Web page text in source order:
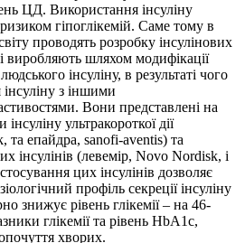
ЦД. Використання інсуліну
гіпоглікемій. Саме тому в
проводять розробку інсулінових
виробляють шляхом модифікації
інсуліну, в результаті чого
інсуліну з іншими
Вони представлені на
ультракороткої дії
та епайдра, sanofi-aventis) та
інсулінів (левемір, Novo Nordisk, і
цих інсулінів дозволяє
профіль секреції інсуліну
знижує рівень глікемії – на 46-
глікемії та рівень HbA1c,
хворих.